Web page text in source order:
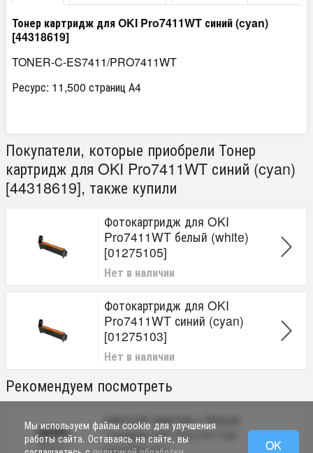
Тонер картридж для OKI Pro7411WT синий (cyan)
[44318619]
TONER-C-ES7411/PRO7411WT
Ресурс: 11,500 страниц А4
Покупатели, которые приобрели Тонер
картридж для OKI Pro7411WT синий (cyan)
[44318619], также купили
Фотокартридж для OKI
Pro7411WT белый (white)
[01275105]
Нет в наличии
Фотокартридж для OKI
Pro7411WT синий (cyan)
[01275103]
Нет в наличии
Рекомендуем посмотреть
Цветной принтер с белым
тонером OKI Pro7411wt
Мы используем файлы cookie для улучшения
работы сайта. Оставаясь на сайте, вы
OK